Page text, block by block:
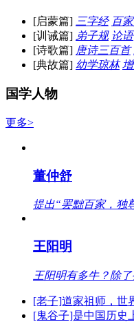
[启蒙篇] 三字经 百
[训诫篇] 弟子规 论语
[诗歌篇] 唐诗三百首
[典故篇] 幼学琼林
国学人物
更多>
董仲舒
提出“罢黜百家，独
王阳明
王阳明有多牛？除
[老子]道家祖师，世
[鬼谷子]是中国历史